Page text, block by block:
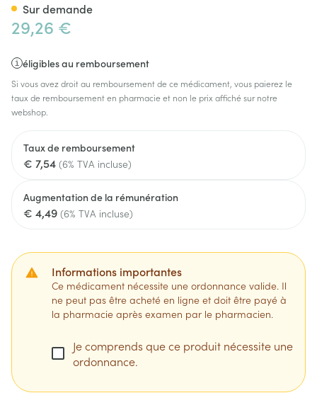
29,26 €
éligibles au remboursement
Si vous avez droit au remboursement de ce médicament, vous paierez le
taux de remboursement en pharmacie et non le prix affiché sur notre
webshop.
Taux de remboursement
€ 7,54 (6% TVA incluse)
Augmentation de la rémunération
€ 4,49 (6% TVA incluse)
Informations importantes
Ce médicament nécessite une ordonnance valide. Il
ne peut pas être acheté en ligne et doit être payé à
la pharmacie après examen par le pharmacien.
Je comprends que ce produit nécessite une
ordonnance.
Sur demande